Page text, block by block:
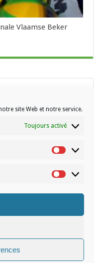
site Web et notre service.
Toujours activé
Vlaamse Beker